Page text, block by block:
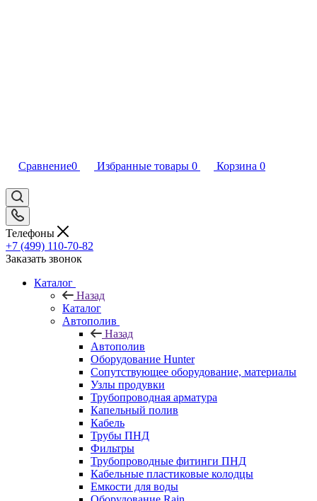
Сравнение0 Избранные товары 0 Корзина 0
Телефоны
+7 (499) 110-70-82
Заказать звонок
Каталог
Назад
Каталог
Автополив
Назад
Автополив
Оборудование Hunter
Сопутствующее оборудование, материалы
Узлы продувки
Трубопроводная арматура
Капельный полив
Кабель
Трубы ПНД
Фильтры
Трубопроводные фитинги ПНД
Кабельные пластиковые колодцы
Емкости для воды